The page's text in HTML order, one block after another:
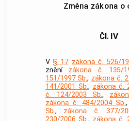
Změna zákona o
Čl. IV
V§ 17 zákona č. 526/
znění zákona č. 135/
151/1997 Sb., zákona č.
141/2001 Sb., zákona č.
č. 124/2003 Sb.,
zákona č. 484/2004 Sb.,
Sb., zákona č. 377/
230/2006 Sb., zákona č.